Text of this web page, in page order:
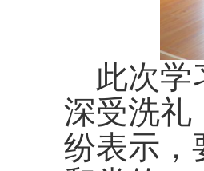
此次学
深受洗礼
纷表示，